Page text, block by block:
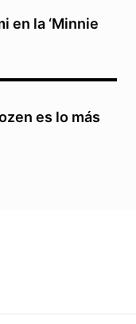
en la ‘Minnie
es lo más